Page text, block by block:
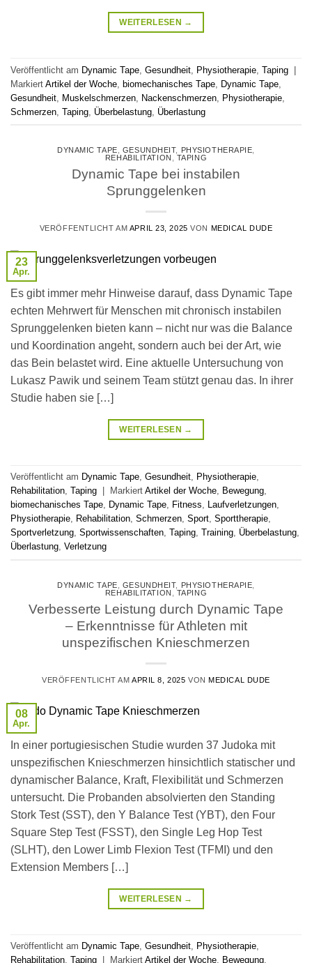
WEITERLESEN →
Veröffentlicht am Dynamic Tape Gesundheit Physiotherapie Taping |
Markiert Artikel der Woche biomechanisches Tape Dynamic Tape
Gesundheit Muskelschmerzen Nackenschmerzen Physiotherapie
Schmerzen Taping Überbelastung Überlastung
DYNAMIC TAPE GESUNDHEIT, PHYSIOTHERAPIE
REHABILITATION
TAPING
Dynamic Tape bei instabilen
Sprunggelenken
VERÖFFENTLICHT AM APRIL 23, 2025 VON MEDICAL DUDE
23
Apr.
Es gibt immer mehr Hinweise darauf, dass Dynamic Tape
echten Mehrwert für Menschen mit chronisch instabilen
Sprunggelenken bieten kann – nicht nur was die Balance
und Koordination angeht, sondern auch bei der Art, wie
das Bein belastet wird. Eine aktuelle Untersuchung von
Lukasz Pawik und seinem Team stützt genau das. In ihrer
Studie haben sie […]
WEITERLESEN →
Veröffentlicht am Dynamic Tape, Gesundheit, Physiotherapie,
Rehabilitation, Taping Markiert Artikel der Woche, Bewegung,
biomechanisches Tape, Dynamic Tape, Fitness, Laufverletzungen,
Physiotherapie, Rehabilitation, Schmerzen, Sport, Sporttherapie,
Sportverletzung, Sportwissenschaften, Taping, Training, Überbelastung,
Überlastung, Verletzung
DYNAMIC TAPE GESUNDHEIT, PHYSIOTHERAPIE
REHABILITATION
TAPING
Verbesserte Leistung durch Dynamic Tape
– Erkenntnisse für Athleten mit
unspezifischen Knieschmerzen
VERÖFFENTLICHT AMAPRIL 8, 2025 VONMEDICAL DUDE
08
Apr.
In einer portugiesischen Studie wurden 37 Judoka mit
unspezifischen Knieschmerzen hinsichtlich statischer und
dynamischer Balance, Kraft, Flexibilität und Schmerzen
untersucht. Die Probanden absolvierten den Standing
Stork Test (SST), den Y Balance Test (YBT), den Four
Square Step Test (FSST), den Single Leg Hop Test
(SLHT), den Lower Limb Flexion Test (TFMI) und den
Extension Members […]
WEITERLESEN →
Veröffentlicht am Dynamic Tape, Gesundheit, Physiotherapie,
Rehabilitation, Taping Markiert Artikel der Woche, Bewegung,